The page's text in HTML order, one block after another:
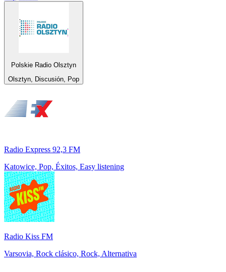
Polskie Radio Olsztyn
Olsztyn, Discusión, Pop
Radio Express 92,3 FM
Katowice, Pop, Éxitos, Easy listening
Radio Kiss FM
Varsovia, Rock clásico, Rock, Alternativa